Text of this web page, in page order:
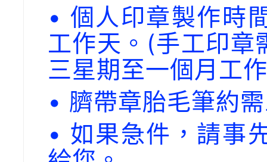
• 個人印章製作時
工作天。(手工印章
三星期至一個月工
• 臍帶章胎毛筆約
• 如果急件，請事